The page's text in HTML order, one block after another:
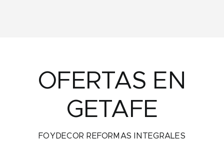
OFERTAS EN
GETAFE
FOYDECOR REFORMAS INTEGRALES